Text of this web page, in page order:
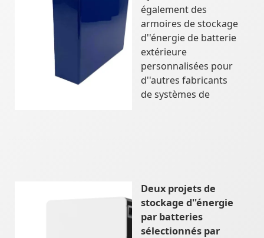
également des
armoires de stockage
d''énergie de batterie
extérieure
personnalisées pour
d''autres fabricants
de systèmes de
Deux projets de
stockage d''énergie
par batteries
sélectionnés par